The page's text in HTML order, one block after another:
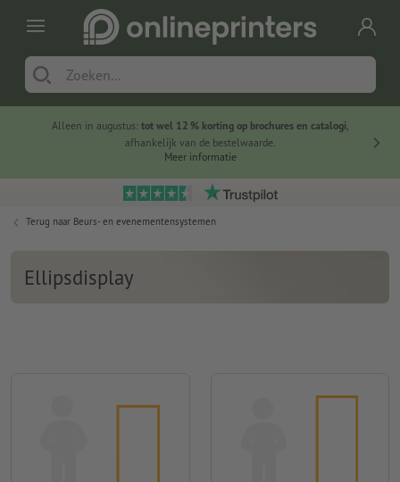
Alleen in augustus: tot wel 12 % korting op brochures en catalogi,
afhankelijk van de bestelwaarde.
Meer informatie
Terug naar Beurs- en evenementensystemen
Ellipsdisplay